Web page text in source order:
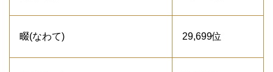
畷(なわて) 29,699位